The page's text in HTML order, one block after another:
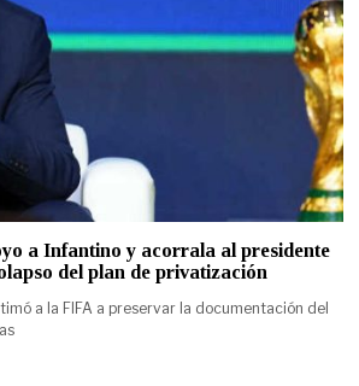
a Infantino y acorrala al presidente
del plan de privatización
a la FIFA a preservar la documentación del